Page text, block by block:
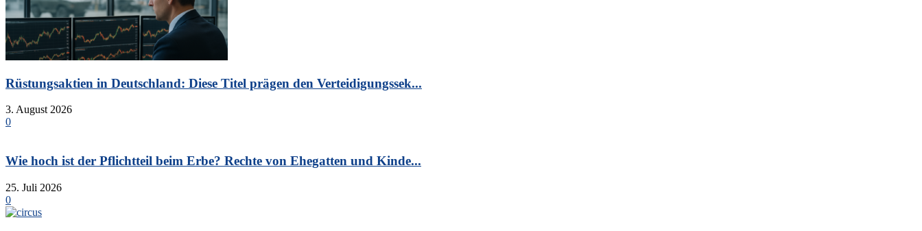
Rüstungsaktien in Deutschland: Diese Titel prägen den Verteidigungssek...
3. August 2026
0
Wie hoch ist der Pflichtteil beim Erbe? Rechte von Ehegatten und Kinde...
25. Juli 2026
0